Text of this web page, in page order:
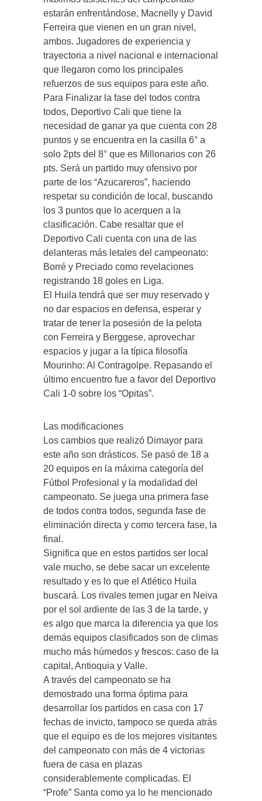
estarán enfrentándose, Macnelly y David
Ferreira que vienen en un gran nivel,
ambos. Jugadores de experiencia y
trayectoria a nivel nacional e internacional
que llegaron como los principales
refuerzos de sus equipos para este año.
Para Finalizar la fase del todos contra
todos, Deportivo Cali que tiene la
necesidad de ganar ya que cuenta con 28
puntos y se encuentra en la casilla 6° a
solo 2pts del 8° que es Millonarios con 26
pts. Será un partido muy ofensivo por
parte de los “Azucareros”, haciendo
respetar su condición de local, buscando
los 3 puntos que lo acerquen a la
clasificación. Cabe resaltar que el
Deportivo Cali cuenta con una de las
delanteras más letales del campeonato:
Borré y Preciado como revelaciones
registrando 18 goles en Liga.
El Huila tendrá que ser muy reservado y
no dar espacios en defensa, esperar y
tratar de tener la posesión de la pelota
con Ferreira y Berggese, aprovechar
espacios y jugar a la típica filosofía
Mourinho: Al Contragolpe. Repasando el
último encuentro fue a favor del Deportivo
Cali 1-0 sobre los “Opitas”.
Las modificaciones
Los cambios que realizó Dimayor para
este año son drásticos. Se pasó de 18 a
20 equipos en la máxima categoría del
Fútbol Profesional y la modalidad del
campeonato. Se juega una primera fase
de todos contra todos, segunda fase de
eliminación directa y como tercera fase, la
final.
Significa que en estos partidos ser local
vale mucho, se debe sacar un excelente
resultado y es lo que el Atlético Huila
buscará. Los rivales temen jugar en Neiva
por el sol ardiente de las 3 de la tarde, y
es algo que marca la diferencia ya que los
demás equipos clasificados son de climas
mucho más húmedos y frescos: caso de la
capital, Antioquia y Valle.
A través del campeonato se ha
demostrado una forma óptima para
desarrollar los partidos en casa con 17
fechas de invicto, tampoco se queda atrás
que el equipo es de los mejores visitantes
del campeonato con más de 4 victorias
fuera de casa en plazas
considerablemente complicadas. El
“Profe” Santa como ya lo he mencionado